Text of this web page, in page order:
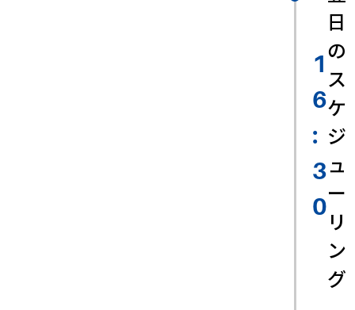
1
6
:
3
0
日
の
ス
ケ
ジ
ュ
ー
リ
ン
グ